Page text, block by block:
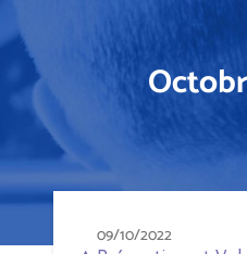
09/10/2022